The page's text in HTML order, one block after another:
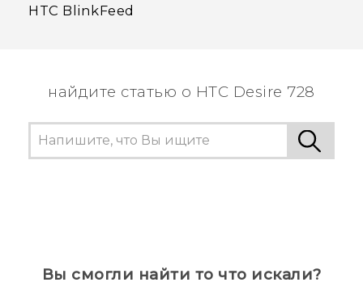
HTC BlinkFeed
найдите статью о HTC Desire 728
Вы смогли найти то что искали?